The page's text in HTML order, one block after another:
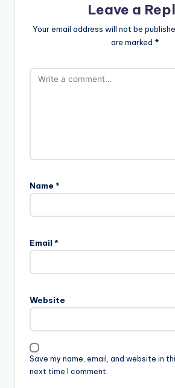
Leave a
Your email address will not be
are marked *
Name *
Email *
Website
Save my name, email, and website in
next time I comment.